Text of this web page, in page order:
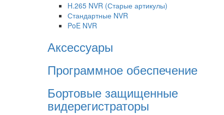
H.265 NVR (Старые артикулы)
Стандартные NVR
PoE NVR
Аксессуары
Программное обеспечение
Бортовые защищенные
видерегистраторы